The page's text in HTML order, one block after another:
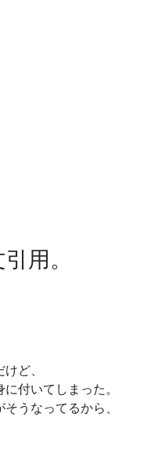
用。
ど、
付いてしまった。
うなってるから、